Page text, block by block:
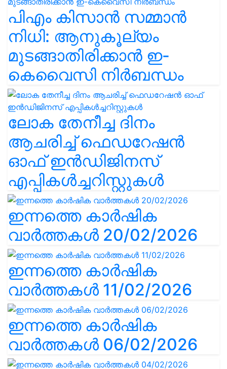
പിഎം കിസാൻ സമ്മാൻ
നിധി: ആനുകൂല്യം
മുടങ്ങാതിരിക്കാൻ ഇ-
കെവൈസി നിർബന്ധം
ലോക തേനീച്ച ദിനം
ആചരിച്ച് ഫെഡറേഷൻ
ഓഫ് ഇൻഡിജിനസ്
എപ്പികൾച്ചറിസ്റ്റുകൾ
ഇന്നത്തെ കാർഷിക
വാർത്തകൾ 20/02/2026
ഇന്നത്തെ കാർഷിക
വാർത്തകൾ 11/02/2026
ഇന്നത്തെ കാർഷിക
വാർത്തകൾ 06/02/2026